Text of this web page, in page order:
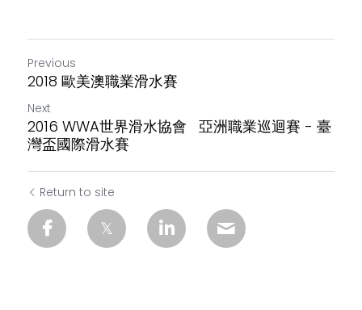
Previous
2018 歐美澳職業滑水賽
Next
2016 WWA世界滑水協會 亞洲職業巡迴賽 - 臺
灣盃國際滑水賽
Return to site